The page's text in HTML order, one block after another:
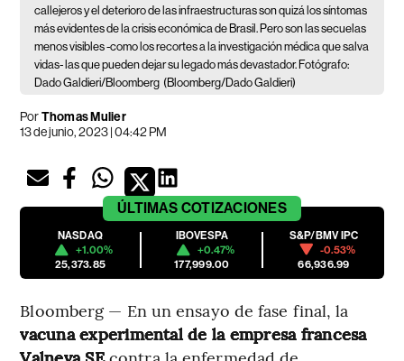
callejeros y el deterioro de las infraestructuras son quizá los síntomas
más evidentes de la crisis económica de Brasil. Pero son las secuelas
menos visibles -como los recortes a la investigación médica que salva
vidas- las que pueden dejar su legado más devastador. Fotógrafo:
Dado Galdieri/Bloomberg (Bloomberg/Dado Galdieri)
PorThomas Mulier
13 de junio, 2023 | 04:42 PM
ÚLTIMAS COTIZACIONES
NASDAQ
+1.00%
25,373.85
IBOVESPA
+0.47%
177,999.00
S&P/BMV IPC
-0.53%
66,936.99
Bloomberg — En un ensayo de fase final, la
vacuna experimental de la empresa francesa